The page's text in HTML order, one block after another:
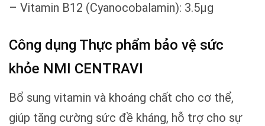
– Vitamin B12 (Cyanocobalamin): 3.5µg
Công dụng Thực phẩm bảo vệ sức
khỏe NMI CENTRAVI
Bổ sung vitamin và khoáng chất cho cơ thể,
giúp tăng cường sức đề kháng, hỗ trợ cho sự